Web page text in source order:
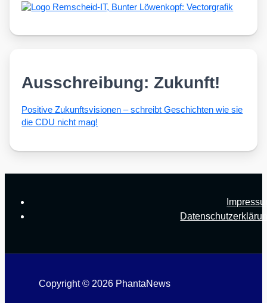
Ausschreibung: Zukunft!
Posi­ti­ve Zukunfts­vi­sio­nen – schreibt Geschich­ten wie sie
die CDU nicht mag!
Copyright © 2026 PhantaNews